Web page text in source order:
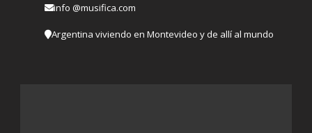
info @musifica.com
Argentina viviendo en Montevideo y de allí al mundo